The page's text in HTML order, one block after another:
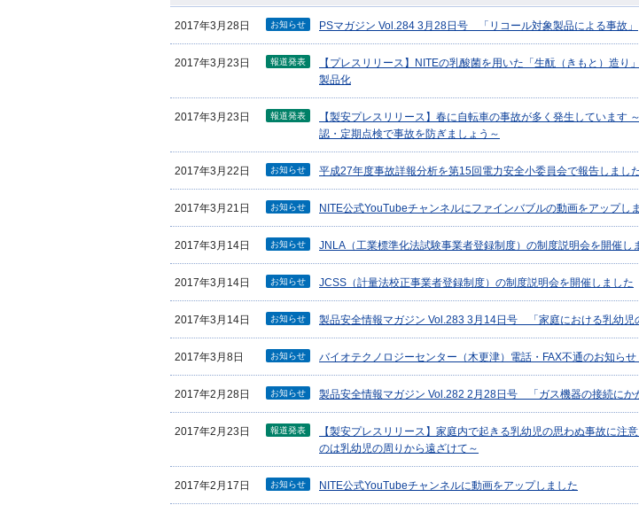
2017年3月28日 お知らせ PSマガジン Vol.284 3月28日号 「リコール対象製品による事故」
2017年3月23日 報道発表
【プレスリリース】NITEの乳酸菌を用いた「生酛（きもと）造り
製品化
2017年3月23日 報道発表
【製安プレスリリース】春に自転車の事故が多く発生しています
認・定期点検で事故を防ぎましょう～
2017年3月22日 お知らせ 平成27年度事故詳報分析を第15回電力安全小委員会で報告しました
2017年3月21日 お知らせ NITE公式YouTubeチャンネルにファインバブルの動画をアップし
2017年3月14日 お知らせ JNLA（工業標準化法試験事業者登録制度）の制度説明会を開催し
2017年3月14日 お知らせ JCSS（計量法校正事業者登録制度）の制度説明会を開催しました
2017年3月14日 お知らせ 製品安全情報マガジン Vol.283 3月14日号 「家庭における乳幼児
2017年3月8日 お知らせ バイオテクノロジーセンター（木更津）電話・FAX不通のお知らせ
2017年2月28日 お知らせ 製品安全情報マガジン Vol.282 2月28日号 「ガス機器の接続にか
2017年2月23日 報道発表
【製安プレスリリース】家庭内で起きる乳幼児の思わぬ事故に注
のは乳幼児の周りから遠ざけて～
2017年2月17日 お知らせ NITE公式YouTubeチャンネルに動画をアップしました